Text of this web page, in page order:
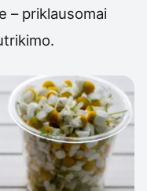
– priklausomai